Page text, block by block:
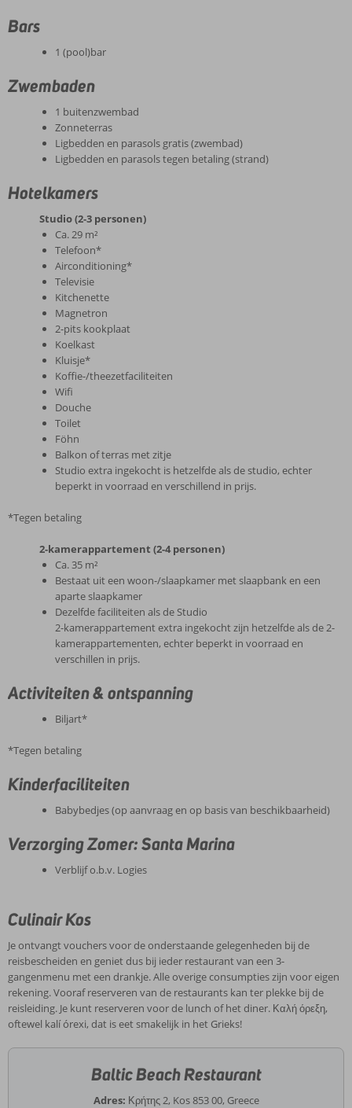
Bars
1 (pool)bar
Zwembaden
1 buitenzwembad
Zonneterras
Ligbedden en parasols gratis (zwembad)
Ligbedden en parasols tegen betaling (strand)
Hotelkamers
Studio (2-3 personen)
Ca. 29 m²
Telefoon*
Airconditioning*
Televisie
Kitchenette
Magnetron
2-pits kookplaat
Koelkast
Kluisje*
Koffie-/theezetfaciliteiten
Wifi
Douche
Toilet
Föhn
Balkon of terras met zitje
Studio extra ingekocht is hetzelfde als de studio, echter
beperkt in voorraad en verschillend in prijs.
*Tegen betaling
2-kamerappartement (2-4 personen)
Ca. 35 m²
Bestaat uit een woon-/slaapkamer met slaapbank en een
aparte slaapkamer
Dezelfde faciliteiten als de Studio
2-kamerappartement extra ingekocht zijn hetzelfde als de 2-
kamerappartementen, echter beperkt in voorraad en
verschillen in prijs.
Activiteiten & ontspanning
Biljart*
*Tegen betaling
Kinderfaciliteiten
Babybedjes (op aanvraag en op basis van beschikbaarheid)
Verzorging Zomer: Santa Marina
Verblijf o.b.v. Logies
Culinair Kos
Je ontvangt vouchers voor de onderstaande gelegenheden bij de
reisbescheiden en geniet dus bij ieder restaurant van een 3-
gangenmenu met een drankje. Alle overige consumpties zijn voor eigen
rekening. Vooraf reserveren van de restaurants kan ter plekke bij de
reisleiding. Je kunt reserveren voor de lunch of het diner. Καλή όρεξη,
oftewel kalí órexi, dat is eet smakelijk in het Grieks!
Baltic Beach Restaurant
Adres: Κρήτης 2, Kos 853 00, Greece